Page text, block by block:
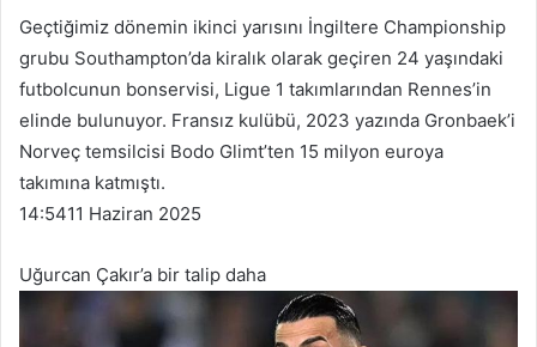
Geçtiğimiz dönemin ikinci yarısını İngiltere Championship
grubu Southampton’da kiralık olarak geçiren 24 yaşındaki
futbolcunun bonservisi, Ligue 1 takımlarından Rennes’in
elinde bulunuyor. Fransız kulübü, 2023 yazında Gronbaek’i
Norveç temsilcisi Bodo Glimt’ten 15 milyon euroya
takımına katmıştı.
14:5411 Haziran 2025
Uğurcan Çakır’a bir talip daha